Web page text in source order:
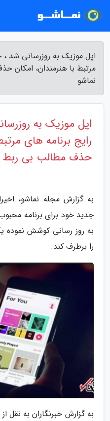
اپل موزیک به روزرسانی شد
مرتبط با هنرمندان، امکان
نماشو
اپل موزیک به
رایج برنامه های
حذف مطالب بی ربط
به گزارش مجله نماشو،
جدید خود برای برنامه
به روز رسانی کوشش نموده
را برطرف کند.
به گزارش خبرنگاران به نقل